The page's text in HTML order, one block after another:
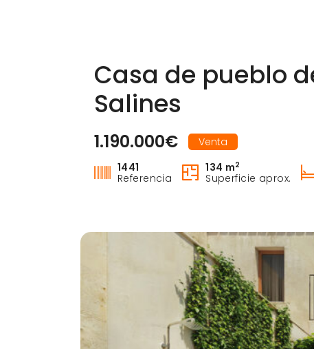
Casa de pueblo
Salines
1.190.000€
Venta
1441
Referencia
134 m2
Superficie aprox.